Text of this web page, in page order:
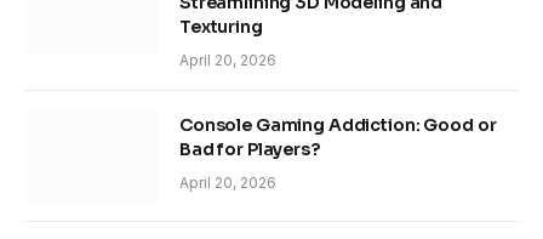
Texturing
April 20, 2026
Console Gaming Addiction: Good or
Bad for Players?
April 20, 2026